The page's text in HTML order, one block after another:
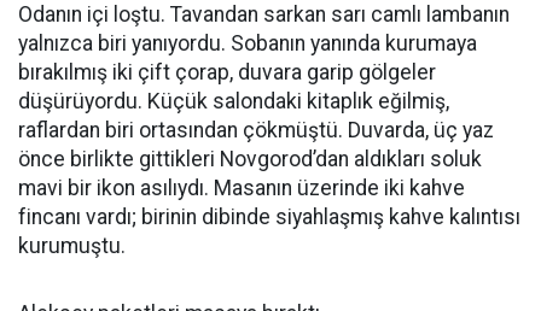
Odanın içi loştu. Tavandan sarkan sarı camlı lambanın
yalnızca biri yanıyordu. Sobanın yanında kurumaya
bırakılmış iki çift çorap, duvara garip gölgeler
düşürüyordu. Küçük salondaki kitaplık eğilmiş,
raflardan biri ortasından çökmüştü. Duvarda, üç yaz
önce birlikte gittikleri Novgorod’dan aldıkları soluk
mavi bir ikon asılıydı. Masanın üzerinde iki kahve
fincanı vardı; birinin dibinde siyahlaşmış kahve kalıntısı
kurumuştu.